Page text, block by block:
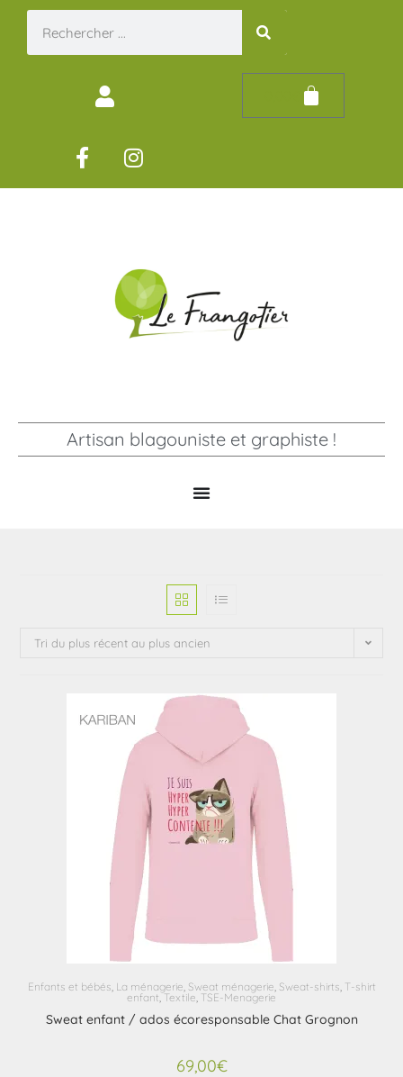
Artisan blagouniste et graphiste !
Tri du plus récent au plus ancien
Enfants et bébés, La ménagerie, Sweat ménagerie, Sweat-shirts, T-shirt
enfant,Textile, TSE-Menagerie
Sweat enfant / ados écoresponsable Chat Grognon
69,00€